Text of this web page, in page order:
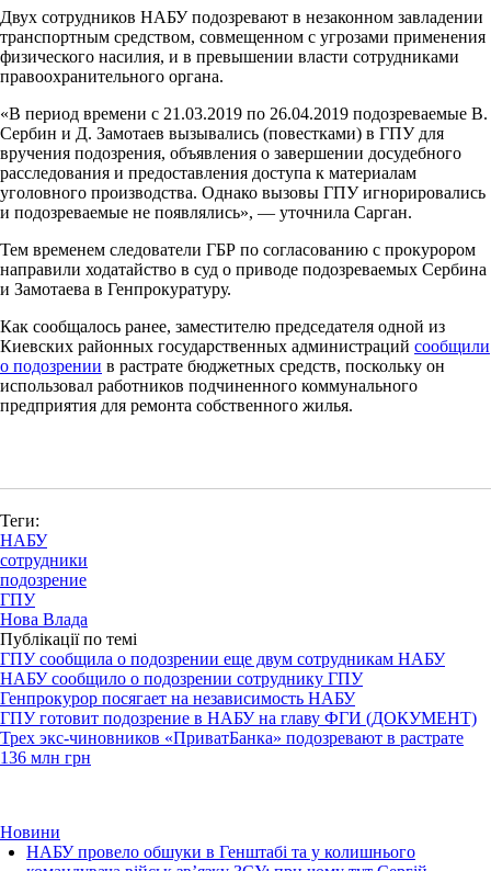
Двух сотрудников НАБУ подозревают в незаконном завладении
транспортным средством, совмещенном с угрозами применения
физического насилия, и в превышении власти сотрудниками
правоохранительного органа.
«В период времени с 21.03.2019 по 26.04.2019 подозреваемые В.
Сербин и Д. Замотаев вызывались (повестками) в ГПУ для
вручения подозрения, объявления о завершении досудебного
расследования и предоставления доступа к материалам
уголовного производства. Однако вызовы ГПУ игнорировались
и подозреваемые не появлялись», — уточнила Сарган.
Тем временем следователи ГБР по согласованию с прокурором
направили ходатайство в суд о приводе подозреваемых Сербина
и Замотаева в Генпрокуратуру.
Как сообщалось ранее, заместителю председателя одной из
Киевских районных государственных администраций сообщили
о подозрении в растрате бюджетных средств, поскольку он
использовал работников подчиненного коммунального
предприятия для ремонта собственного жилья.
Теги:
НАБУ
сотрудники
подозрение
ГПУ
Нова Влада
Публікації по темі
ГПУ сообщила о подозрении еще двум сотрудникам НАБУ
НАБУ сообщило о подозрении сотруднику ГПУ
Генпрокурор посягает на независимость НАБУ
ГПУ готовит подозрение в НАБУ на главу ФГИ (ДОКУМЕНТ)
Трех экс-чиновников «ПриватБанка» подозревают в растрате
136 млн грн
Новини
НАБУ провело обшуки в Генштабі та у колишнього